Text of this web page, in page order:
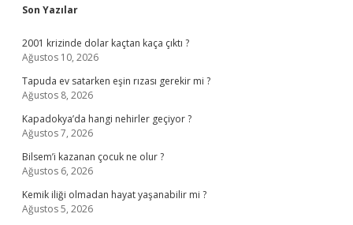
Sidebar
Son Yazılar
2001 krizinde dolar kaçtan kaça çıktı ?
Ağustos 10, 2026
Tapuda ev satarken eşin rızası gerekir mi ?
Ağustos 8, 2026
Kapadokya’da hangi nehirler geçiyor ?
Ağustos 7, 2026
Bilsem’i kazanan çocuk ne olur ?
Ağustos 6, 2026
Kemik iliği olmadan hayat yaşanabilir mi ?
Ağustos 5, 2026